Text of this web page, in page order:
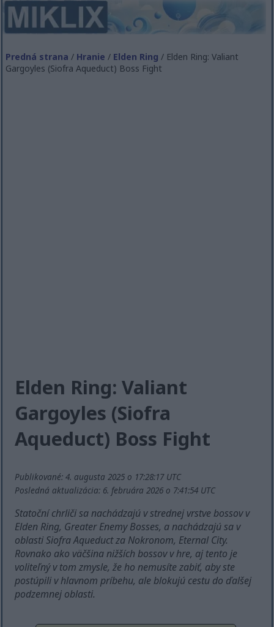
Predná strana / Hranie / Elden Ring / Elden Ring: Valiant
Gargoyles (Siofra Aqueduct) Boss Fight
Elden Ring: Valiant
Gargoyles (Siofra
Aqueduct) Boss Fight
Publikované: 4. augusta 2025 o 17:28:17 UTC
Posledná aktualizácia: 6. februára 2026 o 7:41:54 UTC
Statoční chrliči sa nachádzajú v strednej vrstve bossov v
Elden Ring, Greater Enemy Bosses, a nachádzajú sa v
oblasti Siofra Aqueduct za Nokronom, Eternal City.
Rovnako ako väčšina nižších bossov v hre, aj tento je
voliteľný v tom zmysle, že ho nemusíte zabiť, aby ste
postúpili v hlavnom príbehu, ale blokujú cestu do ďalšej
podzemnej oblasti.